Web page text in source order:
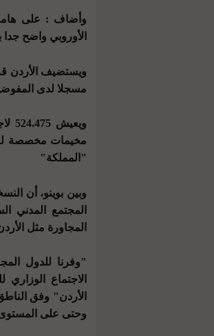
وأضاف : على هامش
الأوروبي واضح
مسجلا لدى المفوضية حتى 31
مخيمات مخصصة
"المملكة"
وبين بوينو، أن
المجتمع المدني
المجاورة مثل
"وفرنا للدول
الاجتماع
الأردن" وفق
وحتى على